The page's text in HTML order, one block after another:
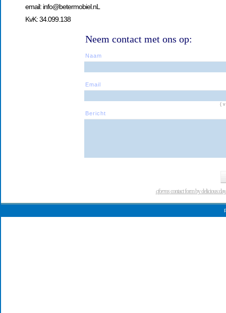
email: info@betermobiel.nL
KvK: 34.099.138
Neem contact met ons op:
Naam
Email
Bericht
cformscontact form by